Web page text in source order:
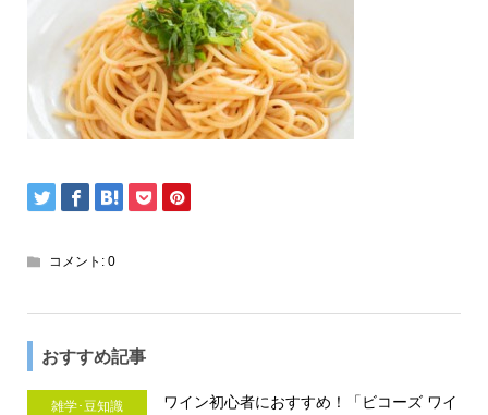
コメント: 0
おすすめ記事
雑学･豆知識
ワイン初心者におすすめ！「ビコーズ ワイ